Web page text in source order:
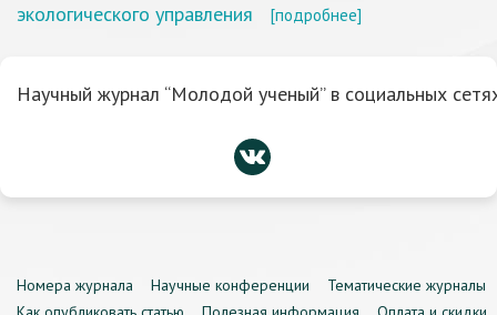
экологического управления
[подробнее]
Научный журнал “Молодой ученый” в социальных
Номера журнала Научные конференции
Тематические журналы